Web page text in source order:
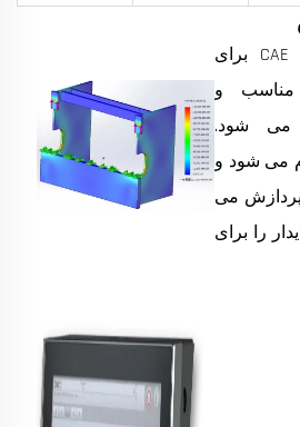
نرم افزار CAE SOLIDWORKS برای
مناسب و
می شود.
می شود و
پردازش می
را برای